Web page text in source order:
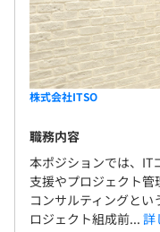
株式会社ITSO
職務内容
本ポジションでは、IT
支援やプロジェクト管
コンサルティングと
ロジェクト組成前... 詳